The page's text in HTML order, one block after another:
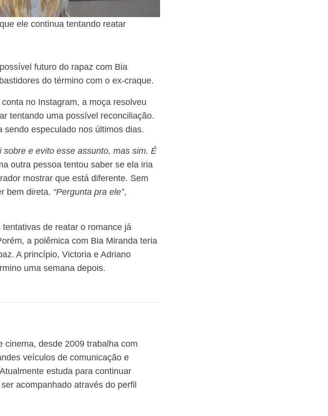
ele continua tentando reatar
futuro do rapaz com Bia
do término com o ex-craque.
no Instagram, a moça resolveu
tentando uma possível reconciliação.
especulado nos últimos dias.
e evito esse assunto, mas sim. É
outra pessoa tentou saber se ela iria
mostrar que está diferente. Sem
bem direta. “Pergunta pra ele”,
de reatar o romance já
a polêmica com Bia Miranda teria
A princípio, Victoria e Adriano
uma semana depois.
cinema, desde 2009 trabalha com
veículos de comunicação e
estuda para continuar
acompanhado através do perfil